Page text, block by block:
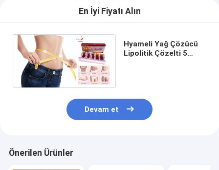
En İyi Fiyatı Alın
Hyameli Yağ Çözücü
Lipolitik Çözelti 5
Devam et
Önerilen Ürünler